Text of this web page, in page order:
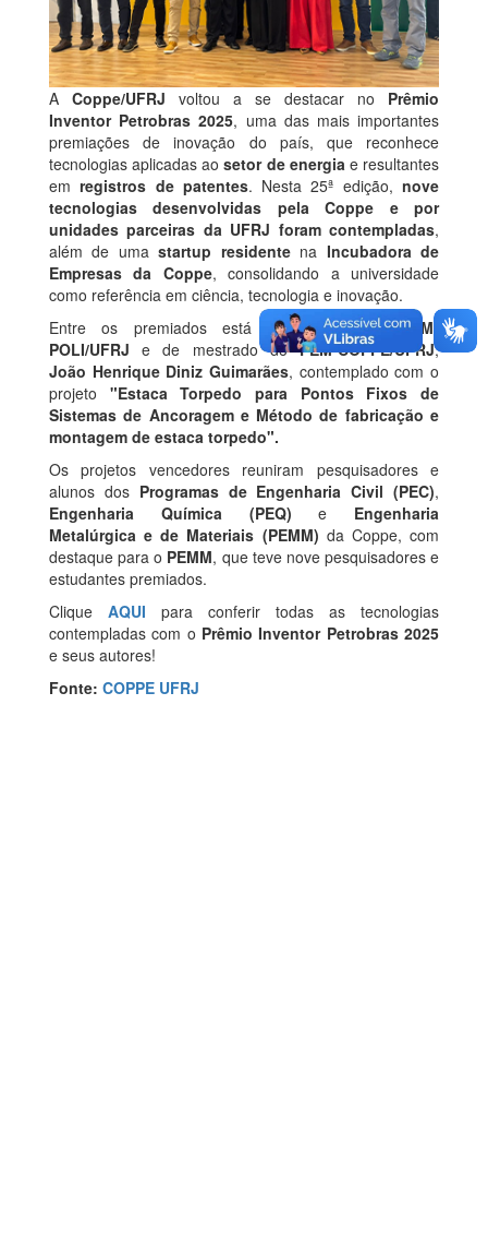
A Coppe/UFRJ voltou a se destacar no Prêmio
Inventor Petrobras 2025, uma das mais importantes
premiações de inovação do país, que reconhece
tecnologias aplicadas aosetor de energiae resultantes
emregistros de patentes. Nesta 25ª edição,nove
tecnologias desenvolvidas pela Coppe e por
unidades parceiras da UFRJ foram contempladas,
além de umastartup residentena Incubadora de
Empresas da Coppe, consolidando a universidade
como referência em ciência, tecnologia e inovação.
Entre os premiados está o ex-aluno doDEM-
POLI/UFRJ e de mestrado doPEM-COPPE/UFRJ,
João Henrique Diniz Guimarães, contemplado com o
projeto "Estaca Torpedo para Pontos Fixos de
Sistemas de Ancoragem e Método de fabricação e
montagem de estaca torpedo".
Os projetos vencedores reuniram pesquisadores e
alunos dos Programas de Engenharia Civil (PEC),
Engenharia Química (PEQ) e Engenharia
Metalúrgica e de Materiais (PEMM) da Coppe, com
destaque para o PEMM, que teve nove pesquisadores e
estudantes premiados.
Clique AQUI para conferir todas as tecnologias
contempladas com o Prêmio Inventor Petrobras 2025
e seus autores!
Fonte: COPPE UFRJ